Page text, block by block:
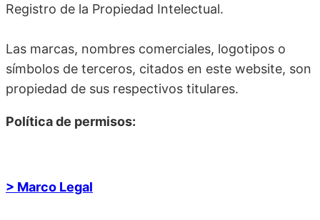
Registro de la Propiedad Intelectual.
Las marcas, nombres comerciales, logotipos o
símbolos de terceros, citados en este website, son
propiedad de sus respectivos titulares.
Política de permisos:
> Marco Legal